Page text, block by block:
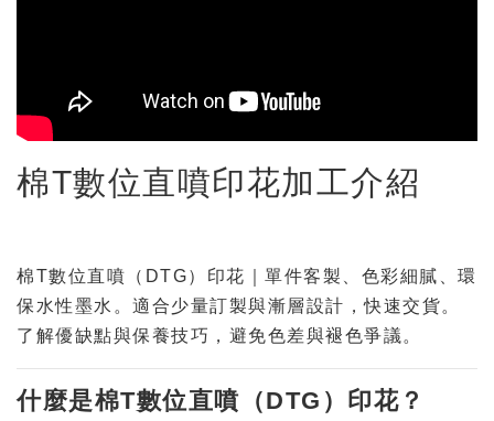
棉T數位直噴印花加工介紹
棉T數位直噴（DTG）印花｜單件客製、色彩細膩、環
保水性墨水。適合少量訂製與漸層設計，快速交貨。
了解優缺點與保養技巧，避免色差與褪色爭議。
什麼是棉T數位直噴（DTG）印花？